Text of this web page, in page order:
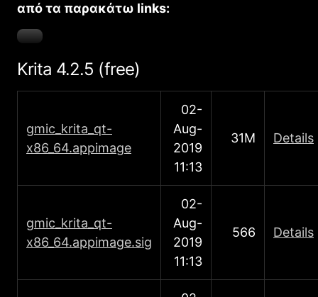
από τα παρακάτω links:
Krita 4.2.5 (free)
gmic_krita_qt-
x86_64.appimage
02-
Aug-
2019
11:13
31M Details
gmic_krita_qt-
x86_64.appimage.sig
02-
Aug-
2019
11:13
566 Details